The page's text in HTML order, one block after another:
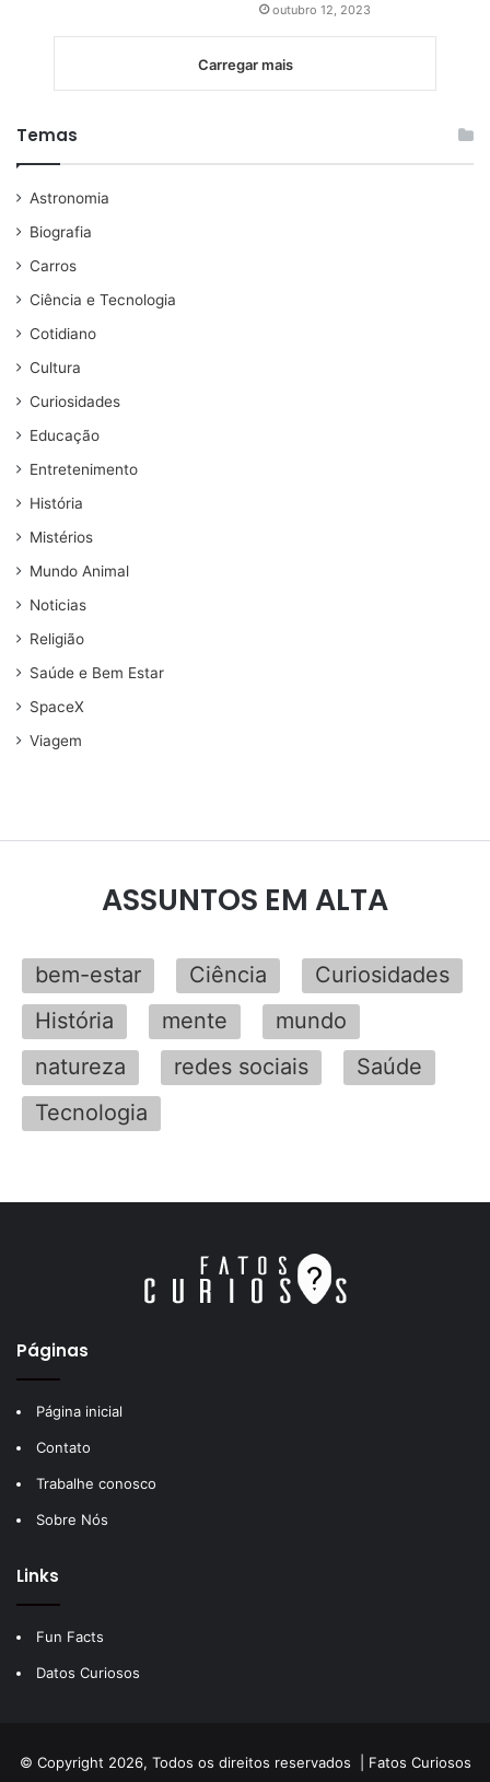
outubro 12, 2023
Carregar mais
Temas
Astronomia
Biografia
Carros
Ciência e Tecnologia
Cotidiano
Cultura
Curiosidades
Educação
Entretenimento
História
Mistérios
Mundo Animal
Noticias
Religião
Saúde e Bem Estar
SpaceX
Viagem
ASSUNTOS EM ALTA
bem-estar Ciência
Curiosidades
História
mente
mundo
natureza
redes sociais
Saúde
Tecnologia
Páginas
Página inicial
Contato
Trabalhe conosco
Sobre Nós
Links
Fun Facts
Datos Curiosos
© Copyright 2026, Todos os direitos reservados | Fatos Curiosos